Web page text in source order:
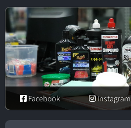
Instagram
Facebook